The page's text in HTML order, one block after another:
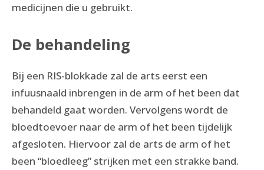
medicijnen die u gebruikt.
De behandeling
Bij een RIS-blokkade zal de arts eerst een
infuusnaald inbrengen in de arm of het been dat
behandeld gaat worden. Vervolgens wordt de
bloedtoevoer naar de arm of het been tijdelijk
afgesloten. Hiervoor zal de arts de arm of het
been “bloedleeg” strijken met een strakke band.